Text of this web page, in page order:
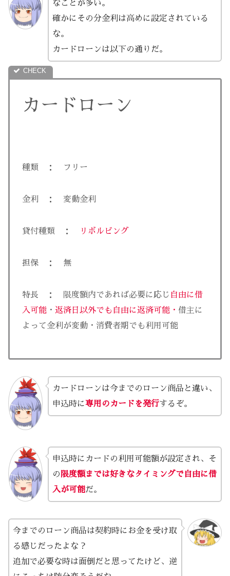
なことが多い。
確かにその分金利は高めに設定されている
な。
カードローンは以下の通りだ。
カードローン
種類 ： フリー
金利 ： 変動金利
貸付種類 ： リボルビング
担保 ： 無
特長 ： 限度額内であれば必要に応じ 自由に借
入可能 ・ 返済日以外でも自由に返済可能・ 借主に
よって金利が変動・消費者期でも利用可能
カードローンは今までのローン商品と違い、
申込時に専用のカードを発行するぞ。
申込時にカードの利用可能額が設定され、そ
の 限度額までは好きなタイミングで自由に借
入が可能だ。
今までのローン商品は契約時にお金を受け取
る感じだったよな？
追加で必要な時は面倒だと思ってたけど、逆